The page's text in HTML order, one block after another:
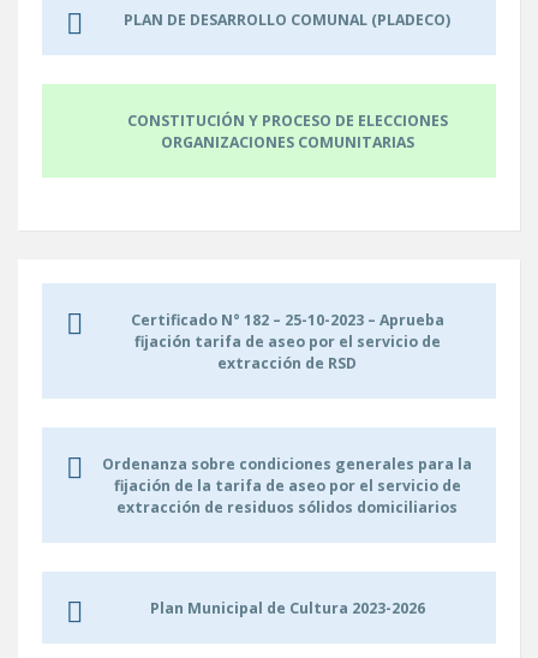
PLAN DE DESARROLLO COMUNAL (PLADECO)
CONSTITUCIÓN Y PROCESO DE ELECCIONES
ORGANIZACIONES COMUNITARIAS
Certificado N° 182 – 25-10-2023 – Aprueba
fijación tarifa de aseo por el servicio de
extracción de RSD
Ordenanza sobre condiciones generales para la
fijación de la tarifa de aseo por el servicio de
extracción de residuos sólidos domiciliarios
Plan Municipal de Cultura 2023-2026